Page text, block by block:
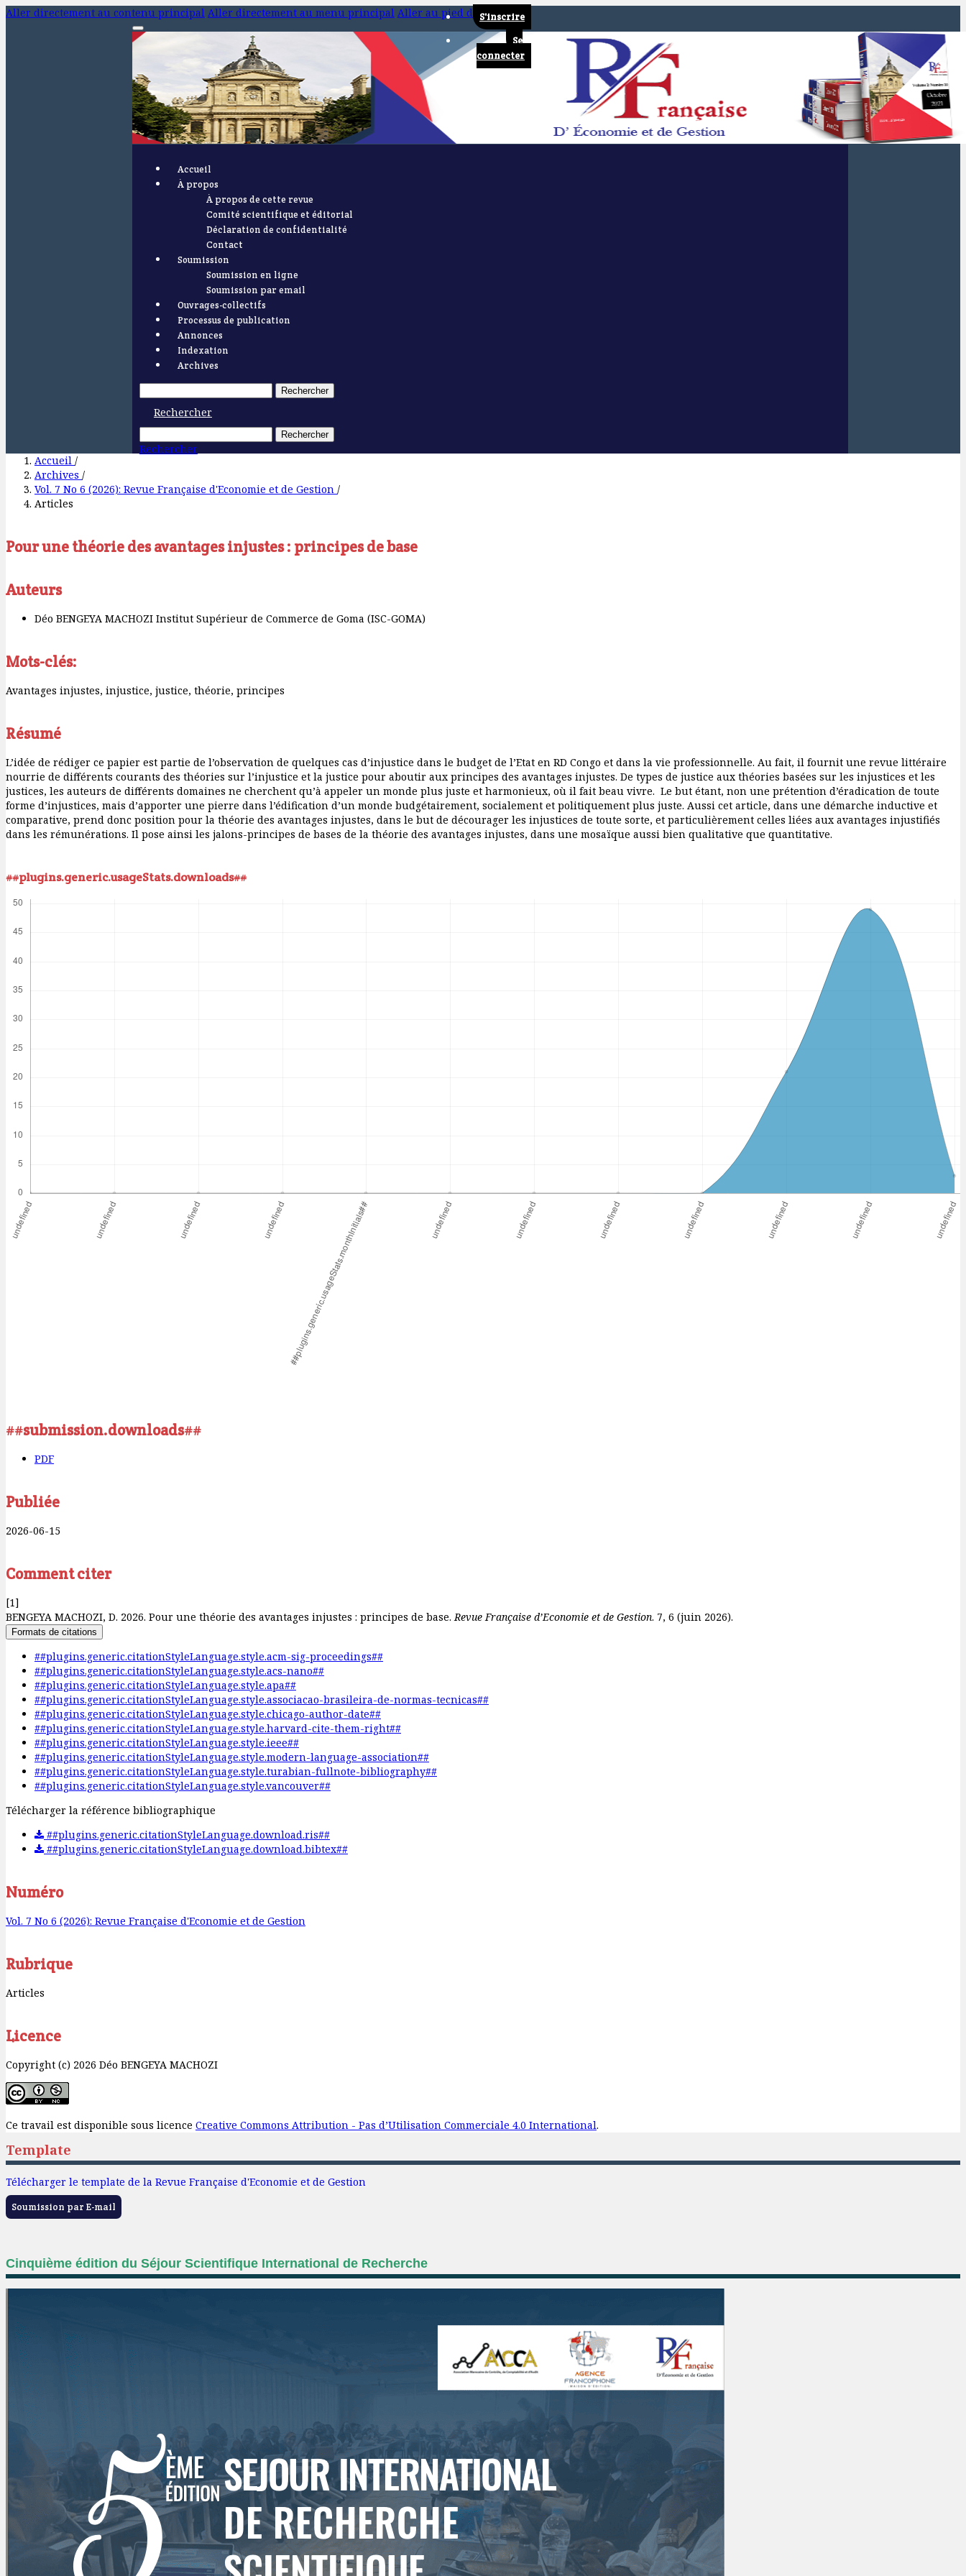
Aller directement au contenu principal Aller directement au menu principal Aller au pied de page
Accueil
À propos
À propos de cette revue
Comité scientifique et éditorial
Déclaration de confidentialité
Contact
Soumission
Soumission en ligne
Soumission par email
Ouvrages-collectifs
Processus de publication
Annonces
Indexation
Archives
Rechercher
Rechercher
S'inscrire
Se
connecter
Rechercher
Rechercher
Accueil /
Archives /
Vol. 7 No 6 (2026): Revue Française d'Economie et de Gestion /
Articles
Pour une théorie des avantages injustes : principes de base
Auteurs
Déo BENGEYA MACHOZI Institut Supérieur de Commerce de Goma (ISC-GOMA)
Mots-clés:
Avantages injustes, injustice, justice, théorie, principes
Résumé
L’idée de rédiger ce papier est partie de l’observation de quelques cas d’injustice dans le budget de l’Etat en RD Congo et dans la vie professionnelle. Au fait, il fournit une revue littéraire
nourrie de différents courants des théories sur l’injustice et la justice pour aboutir aux principes des avantages injustes. De types de justice aux théories basées sur les injustices et les
justices, les auteurs de différents domaines ne cherchent qu’à appeler un monde plus juste et harmonieux, où il fait beau vivre. Le but étant, non une prétention d’éradication de toute
forme d’injustices, mais d’apporter une pierre dans l’édification d’un monde budgétairement, socialement et politiquement plus juste. Aussi cet article, dans une démarche inductive et
comparative, prend donc position pour la théorie des avantages injustes, dans le but de décourager les injustices de toute sorte, et particulièrement celles liées aux avantages injustifiés
dans les rémunérations. Il pose ainsi les jalons-principes de bases de la théorie des avantages injustes, dans une mosaïque aussi bien qualitative que quantitative.
##plugins.generic.usageStats.downloads##
##submission.downloads##
PDF
Publiée
2026-06-15
Comment citer
[1]
BENGEYA MACHOZI, D. 2026. Pour une théorie des avantages injustes : principes de base.Revue Française d’Economie et de Gestion. 7, 6 (juin 2026).
Formats de citations
##plugins.generic.citationStyleLanguage.style.acm-sig-proceedings##
##plugins.generic.citationStyleLanguage.style.acs-nano##
##plugins.generic.citationStyleLanguage.style.apa##
##plugins.generic.citationStyleLanguage.style.associacao-brasileira-de-normas-tecnicas##
##plugins.generic.citationStyleLanguage.style.chicago-author-date##
##plugins.generic.citationStyleLanguage.style.harvard-cite-them-right##
##plugins.generic.citationStyleLanguage.style.ieee##
##plugins.generic.citationStyleLanguage.style.modern-language-association##
##plugins.generic.citationStyleLanguage.style.turabian-fullnote-bibliography##
##plugins.generic.citationStyleLanguage.style.vancouver##
Télécharger la référence bibliographique
##plugins.generic.citationStyleLanguage.download.ris##
##plugins.generic.citationStyleLanguage.download.bibtex##
Numéro
Vol. 7 No 6 (2026): Revue Française d'Economie et de Gestion
Rubrique
Articles
Licence
Copyright (c) 2026 Déo BENGEYA MACHOZI
Ce travail est disponible sous licence Creative Commons Attribution - Pas d’Utilisation Commerciale 4.0 International.
Template
Télécharger le template de la Revue Française d'Economie et de Gestion
Soumission par E-mail
Cinquième édition du Séjour Scientifique International de Recherche